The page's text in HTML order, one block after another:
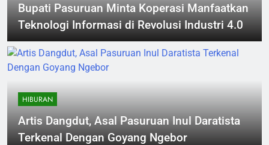
Bupati Pasuruan Minta Koperasi Manfaatkan
Teknologi Informasi di Revolusi Industri 4.0
HIBURAN
Artis Dangdut, Asal Pasuruan Inul Daratista
Terkenal Dengan Goyang Ngebor